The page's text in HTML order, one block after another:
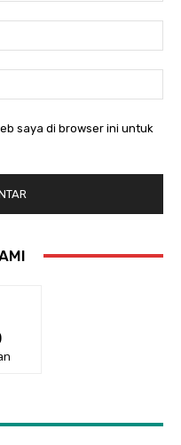
saya di browser ini untuk